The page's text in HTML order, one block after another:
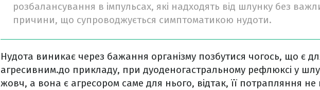
розбалансування в імпульсах, які надходять від шлунку без
причини, що супроводжується симптоматикою нудоти.
Нудота виникає через бажання організму позбутися чогось, що є
агресивним.до прикладу, при дуоденогастральному рефлюксі у
жовч, а вона є агресором саме для нього, відтак, її потрапляння